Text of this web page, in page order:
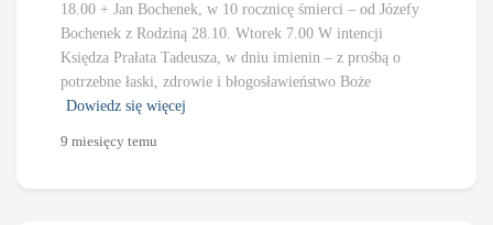
18.00 + Jan Bochenek, w 10 rocznicę śmierci – od Józefy
Bochenek z Rodziną 28.10. Wtorek 7.00 W intencji
Księdza Prałata Tadeusza, w dniu imienin – z prośbą o
potrzebne łaski, zdrowie i błogosławieństwo Boże
Dowiedz się więcej
9 miesięcy temu